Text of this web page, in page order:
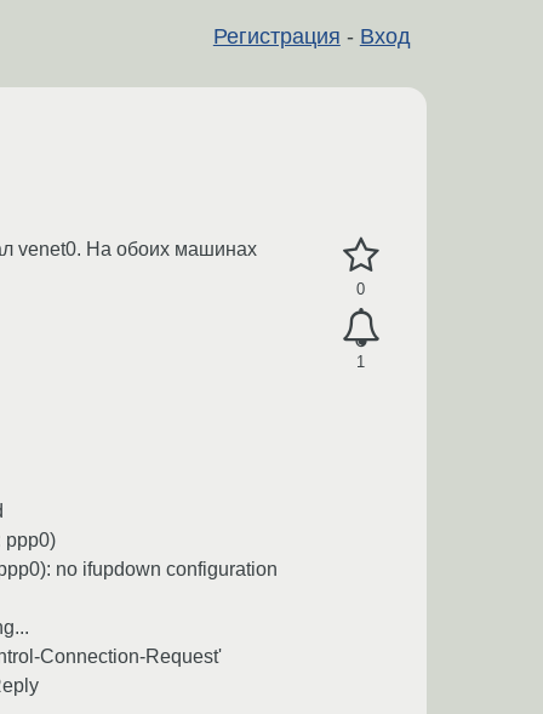
Регистрация - Вход
0
1
venet0. На обоих машинах
ppp0)
no ifupdown configuration
Connection-Request'